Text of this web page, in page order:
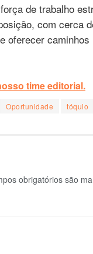
de trabalho
com cerca
time editorial.
Oportunidade tóquio
obrigatórios são